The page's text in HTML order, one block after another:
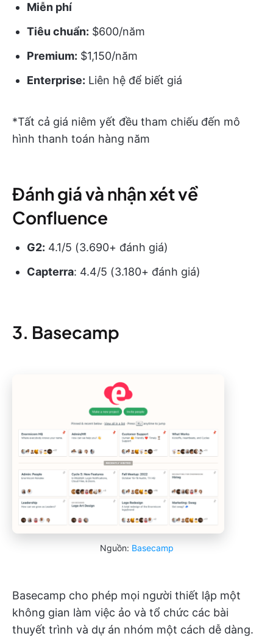
Miễn phí
Tiêu chuẩn: $600/năm
Premium: $1,150/năm
Enterprise: Liên hệ để biết giá
*Tất cả giá niêm yết đều tham chiếu đến mô
hình thanh toán hàng năm
Đánh giá và nhận xét về
Confluence
G2: 4.1/5 (3.690+ đánh giá)
Capterra: 4.4/5 (3.180+ đánh giá)
3. Basecamp
Nguồn: Basecamp
Basecamp cho phép mọi người thiết lập một
không gian làm việc ảo và tổ chức các bài
thuyết trình và dự án nhóm một cách dễ dàng.